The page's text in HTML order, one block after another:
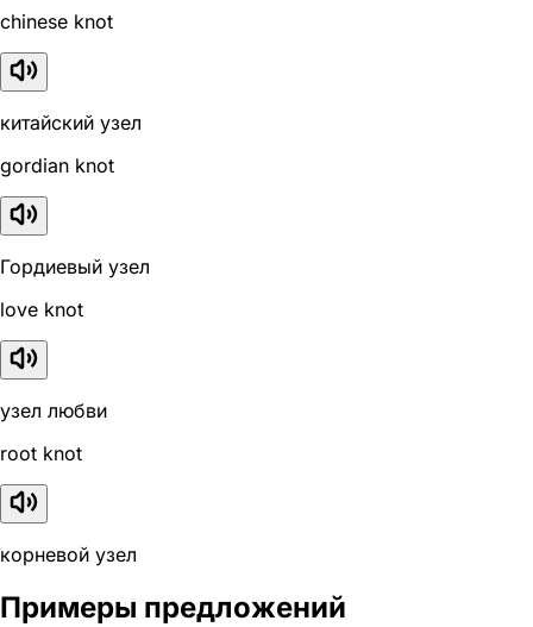
chinese knot
китайский узел
gordian knot
Гордиевый узел
love knot
узел любви
root knot
корневой узел
Примеры предложений